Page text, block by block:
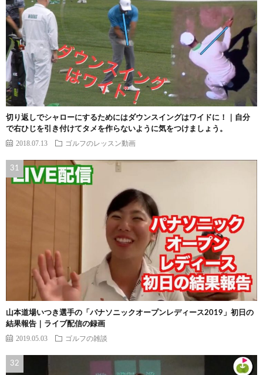
切り返しでシャローにするためにはダウンスイングはワイドに！｜自分
で右ひじを引き付けてタメを作らないように気をつけましょう。
2018.07.13 ゴルフのレッスン動画
山本道場いつき選手の「パナソニックオープンレディース2019」初日の
結果報告｜ライブ配信の録画
2019.05.03 ゴルフの雑談